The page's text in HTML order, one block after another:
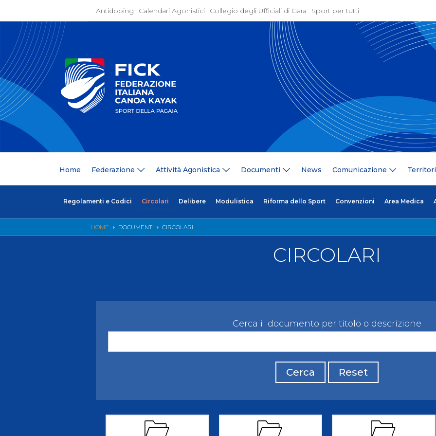
Antidoping Calendari Agonistici Collegio degli Ufficiali di Gara Sport per tutti
Home Federazione Attività Agonistica Documenti News Comunicazione
Regolamenti e Codici Circolari Delibere Modulistica Riforma dello Sport Convenzioni Area Medica
HOME DOCUMENTI CIRCOLARI
Home
Whistleblowing
Attività Agonistica
Convocazioni
Documentazione Tecnica
Risultati On Line
Classifiche
FICK Coach
Dual Career
News Comunicazione
Ufficio Stampa
Videogallery
Territorio
Comitati/Delegati
Invito Pubblico Organi di Giustizia
CIRCOLARI
Cerca il documento per titolo o descrizione
Cerca Reset